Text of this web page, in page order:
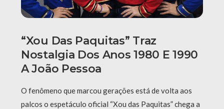
“Xou Das Paquitas” Traz
Nostalgia Dos Anos 1980 E 1990
A João Pessoa
O fenômeno que marcou gerações está de volta aos
palcos o espetáculo oficial “Xou das Paquitas” chega a